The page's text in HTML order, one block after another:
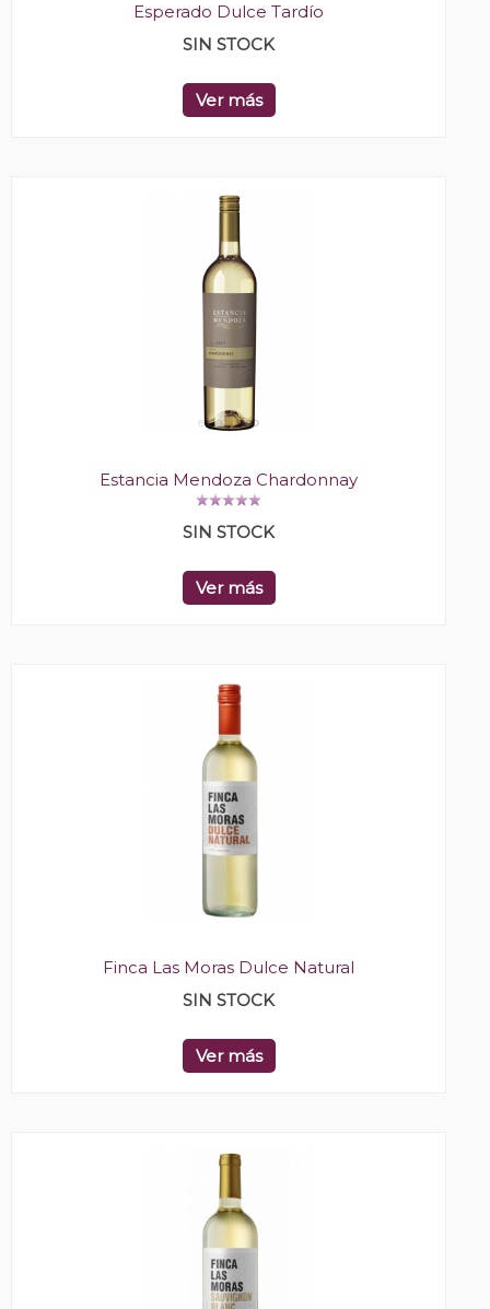
Esperado Dulce Tardío
SIN STOCK
Ver más
Estancia Mendoza Chardonnay
SIN STOCK
Ver más
Finca Las Moras Dulce Natural
SIN STOCK
Ver más